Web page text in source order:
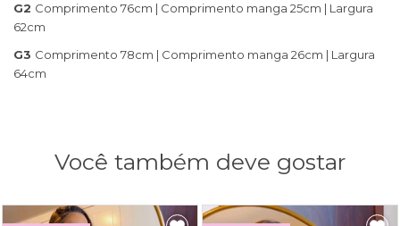
G2 Comprimento 76cm | Comprimento manga 25cm | Largura
62cm
G3 Comprimento 78cm | Comprimento manga 26cm | Largura
64cm
Você também deve gostar